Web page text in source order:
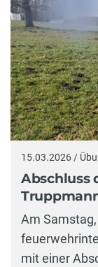
15.03.2026 /
Abschluss
Am
mit einer